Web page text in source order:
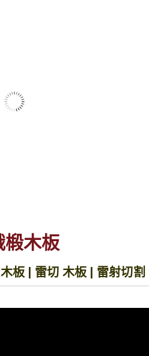
密底板 密集板
椴木板
板 | 雷切 木板 | 雷射切